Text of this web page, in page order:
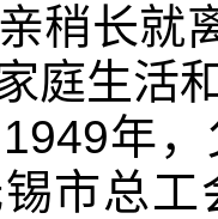
稍长就
庭生活
1949年
市总工